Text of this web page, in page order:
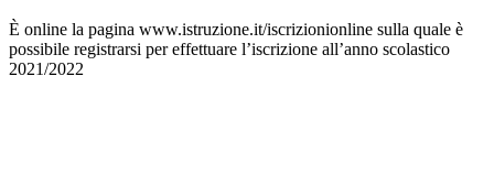
È online la pagina www.istruzione.it/iscrizionionline sulla quale è
possibile registrarsi per effettuare l’iscrizione all’anno scolastico
2021/2022